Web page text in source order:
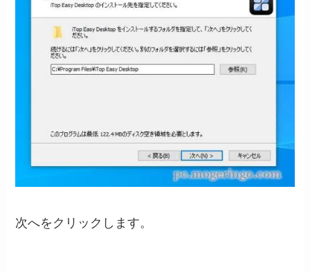
次へをクリックします。